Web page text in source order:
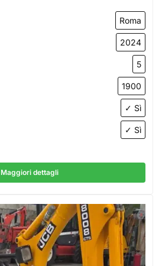
Roma
2024
5
1900
✓ Sì
✓ Sì
Maggiori dettagli